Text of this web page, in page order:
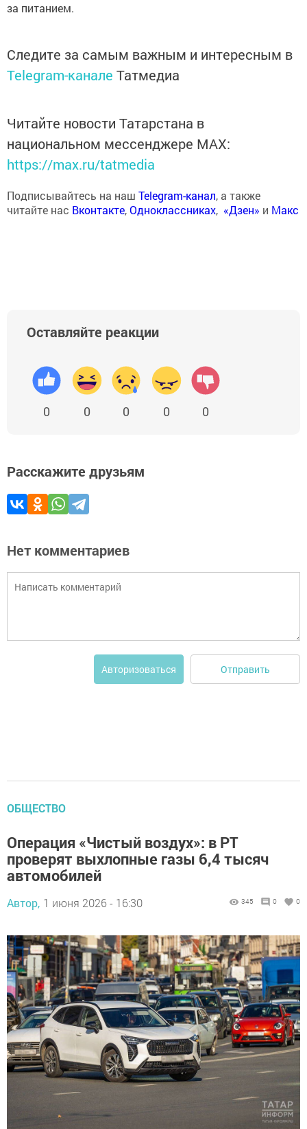
за питанием.
Следите за самым важным и интересным в
Telegram-канале Татмедиа
Читайте новости Татарстана в
национальном мессенджере MАХ:
https://max.ru/tatmedia
Подписывайтесь на наш Telegram-канал, а также
читайте нас Вконтакте,Одноклассниках, «Дзен» и Макс
Оставляйте реакции
0 0 0 0 0
Расскажите друзьям
Нет комментариев
Авторизоваться Отправить
ОБЩЕСТВО
Операция «Чистый воздух»: в РТ
проверят выхлопные газы 6,4 тысяч
автомобилей
Автор, 1 июня 2026 - 16:30 345 0 0